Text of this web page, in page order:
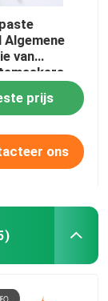
Algemene
van
prijs
ons